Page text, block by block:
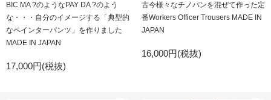
BIC MA ?のようなPAY DA ?のよう
な・・・自分のイメージする「典型的
なペインターパンツ」を作りました
MADE IN JAPAN
17,000円(税抜)
古今様々なチノパンを混ぜて作った定
番Workers Officer Trousers MADE IN
JAPAN
16,000円(税抜)